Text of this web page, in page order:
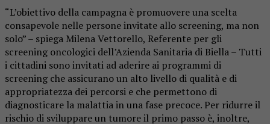
“L’obiettivo della campagna è promuovere una scelta
consapevole nelle persone invitate allo screening, ma non
solo” – spiega Milena Vettorello, Referente per gli
screening oncologici dell’Azienda Sanitaria di Biella – Tutti
i cittadini sono invitati ad aderire ai programmi di
screening che assicurano un alto livello di qualità e di
appropriatezza dei percorsi e che permettono di
diagnosticare la malattia in una fase precoce. Per ridurre il
rischio di sviluppare un tumore il primo passo è, inoltre,